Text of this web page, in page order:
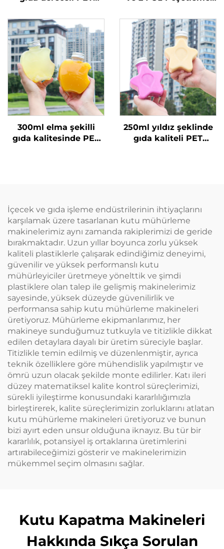
plastik ambalaj şişesi
meyve suyu ve süt
çayı için
Kapaklar ve Pipetlerle
2 Bölmeli Çift
Bölünmüş Boba
Bardakları
300ml elma şekilli
gıda kalitesinde PET
uygun
250ml yıldız şeklinde
gıda kaliteli PET
uygun
İçecek ve gıda işleme endüstrilerinin ihtiyaçlarını
karşılamak üzere tasarlanan kutu mühürleme
makinelerimiz aynı zamanda rakiplerimizi de geride
bırakmaktadır. Uzun yıllar boyunca zorlu yüksek
kaliteli plastiklerle çalışarak edindiğimiz deneyimi,
güvenilir ve yüksek performanslı kutu
mühürleyiciler üretmeye yönelttik ve şimdi
plastiklere olan talep ile gelişmiş makinelerimiz
sayesinde, yüksek düzeyde güvenilirlik ve
performansa sahip kutu mühürleme makineleri
üretiyoruz. Mühürleme ekipmanlarımız, her
makineye sunduğumuz tutkuyla ve titizlikle dikkat
edilen detaylara dayalı bir üretim süreciyle başlar.
Titizlikle temin edilmiş ve düzenlenmiştir, ayrıca
teknik özelliklere göre mühendislik yapılmıştır ve
ömrü uzun olacak şekilde monte edilirler. Katı ileri
düzey matematiksel kalite kontrol süreçlerimizi,
sürekli iyileştirme konusundaki kararlılığımızla
birleştirerek, kalite süreçlerimizin zorluklarını atlatan
kutu mühürleme makineleri üretiyoruz ve bunun
bizi ayırt eden unsur olduğuna iknayız. Bu tür bir
kararlılık, potansiyel iş ortaklarına üretimlerini
artırabileceğimizi gösterir ve makinelerimizin
mükemmel seçim olmasını sağlar.
Kutu Kapatma Makineleri
Hakkında Sıkça Sorulan